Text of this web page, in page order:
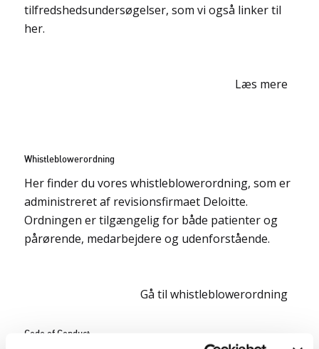
tilfredshedsundersøgelser, som vi også linker til
her.
Læs mere
Whistleblowerordning
Her finder du vores whistleblowerordning, som er
administreret af revisionsfirmaet Deloitte.
Ordningen er tilgængelig for både patienter og
pårørende, medarbejdere og udenforstående.
Gå til whistleblowerordning
Code of Conduct